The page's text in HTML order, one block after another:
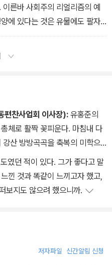
른바 사회주의 리얼리즘의 예
에 있다는 것은 유물에도 팔자
이다.
편찬사업회 이사장): 유홍준의
체로 활짝 꽃피운다. 마침내 다
산 방방곡곡을 축복의 미학으
였던 적이 있다. 그가 좋다고 말
낀 것과 똑같이 느끼고자 했고,
보지도 않으려 했으니까.
저자파일 신간알림 신청